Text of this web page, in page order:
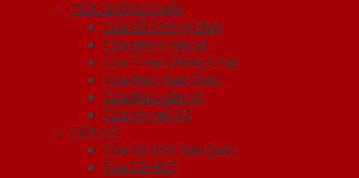
CỬA CHỐNG CHÁY
Cửa Gỗ Chống Cháy
Cửa nhôm vân gỗ
Cửa Thép Chống Cháy
Cửa thép Hàn Quốc
Cửa thép vân gỗ
Cửa vân gỗ 5D
CỬA GỖ
Cửa Gỗ ABS Hàn Quốc
Cửa Gỗ HDF